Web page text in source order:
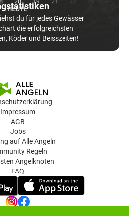
du für jedes Gewässer
die erfolgreichsten
Köder und Beisszeiten!
Impressum
AGB
Jobs
auf Alle Angeln
Regeln
Angelknoten
FAQ